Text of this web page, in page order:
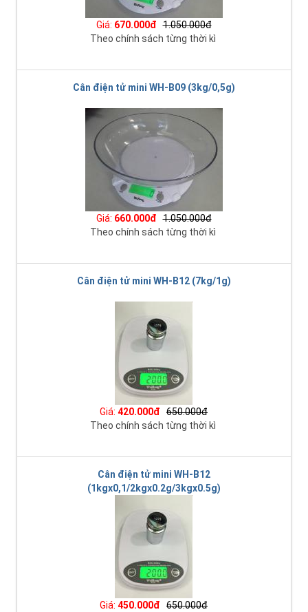
Giá: 670.000đ 1.050.000đ
Theo chính sách từng thời kì
Cân điện tử mini WH-B09 (3kg/0,5g)
Giá: 660.000đ 1.050.000đ
Theo chính sách từng thời kì
Cân điện tử mini WH-B12 (7kg/1g)
Giá: 420.000đ
650.000đ
Theo chính sách từng thời kì
Cân điện tử mini WH-B12
(1kgx0,1/2kgx0.2g/3kgx0.5g)
Giá: 450.000đ
650.000đ